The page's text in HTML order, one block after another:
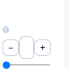
i
– +